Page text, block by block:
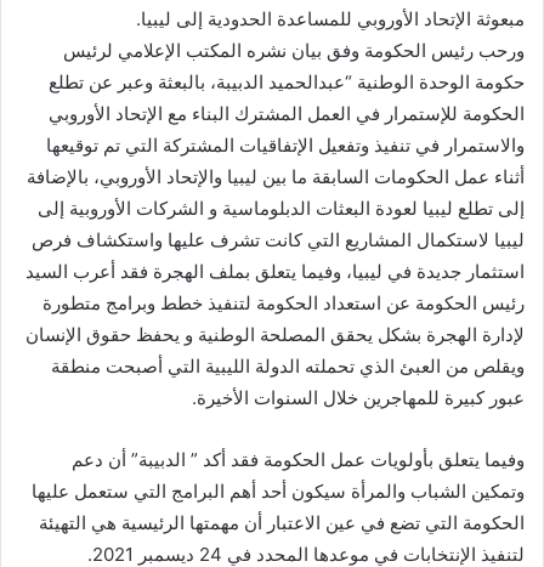
مبعوثة الإتحاد الأوروبي للمساعدة الحدودية إلى ليبيا.
ورحب رئيس الحكومة وفق بيان نشره المكتب الإعلامي لرئيس
حكومة الوحدة الوطنية “عبدالحميد الدبيبة، بالبعثة وعبر عن تطلع
الحكومة للإستمرار في العمل المشترك البناء مع الإتحاد الأوروبي
والاستمرار في تنفيذ وتفعيل الإتفاقيات المشتركة التي تم توقيعها
أثناء عمل الحكومات السابقة ما بين ليبيا والإتحاد الأوروبي، بالإضافة
إلى تطلع ليبيا لعودة البعثات الدبلوماسية و الشركات الأوروبية إلى
ليبيا لاستكمال المشاريع التي كانت تشرف عليها واستكشاف فرص
استثمار جديدة في ليبيا، وفيما يتعلق بملف الهجرة فقد أعرب السيد
رئيس الحكومة عن استعداد الحكومة لتنفيذ خطط وبرامج متطورة
لإدارة الهجرة بشكل يحقق المصلحة الوطنية و يحفظ حقوق الإنسان
ويقلص من العبئ الذي تحملته الدولة الليبية التي أصبحت منطقة
عبور كبيرة للمهاجرين خلال السنوات الأخيرة.
وفيما يتعلق بأولويات عمل الحكومة فقد أكد ” الدبيبة” أن دعم
وتمكين الشباب والمرأة سيكون أحد أهم البرامج التي ستعمل عليها
الحكومة التي تضع في عين الاعتبار أن مهمتها الرئيسية هي التهيئة
لتنفيذ الإنتخابات في موعدها المحدد في 24 ديسمبر 2021.